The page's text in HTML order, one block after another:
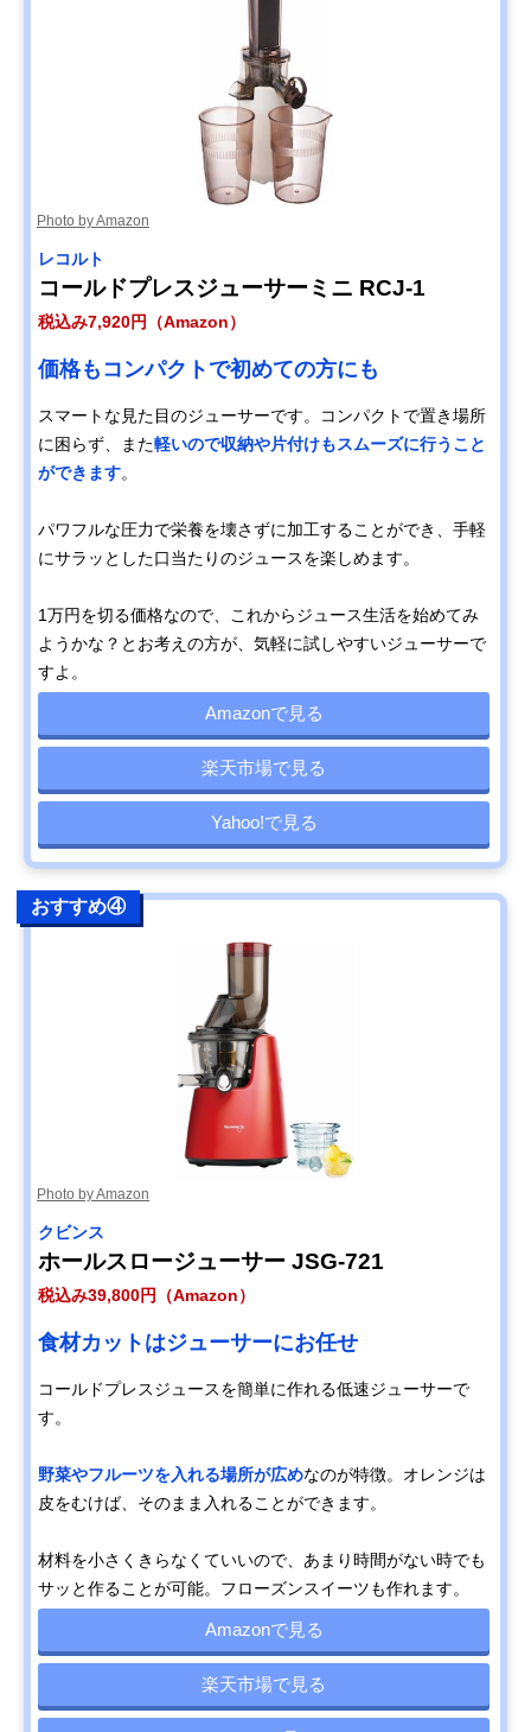
Photo by Amazon
レコルト
コールドプレスジューサーミニ RCJ-1
税込み7,920円（Amazon）
価格もコンパクトで初めての方にも
スマートな見た目のジューサーです。コンパクトで置き場所
に困らず、また軽いので収納や片付けもスムーズに行うこと
ができます。
パワフルな圧力で栄養を壊さずに加工することができ、手軽
にサラッとした口当たりのジュースを楽しめます。
1万円を切る価格なので、これからジュース生活を始めてみ
ようかな？とお考えの方が、気軽に試しやすいジューサーで
すよ。
Amazonで見る
楽天市場で見る
Yahoo!で見る
おすすめ④
Photo by Amazon
クビンス
ホールスロージューサー JSG-721
税込み39,800円（Amazon）
食材カットはジューサーにお任せ
コールドプレスジュースを簡単に作れる低速ジューサーで
す。
野菜やフルーツを入れる場所が広めなのが特徴。オレンジは
皮をむけば、そのまま入れることができます。
材料を小さくきらなくていいので、あまり時間がない時でも
サッと作ることが可能。フローズンスイーツも作れます。
Amazonで見る
楽天市場で見る